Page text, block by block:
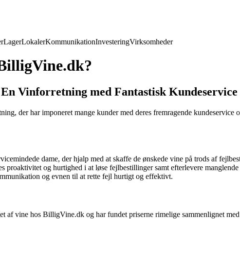
LagerLokalerKommunikationInvesteringVirksomheder
Vinforretning med Fantastisk Kundeservice
der har imponeret mange kunder med deres fremragende kundeservice
dame, der hjalp med at skaffe de ønskede vine på trods af
proaktivitet og hurtighed i at løse fejlbestillinger samt efterlevere manglende
og evnen til at rette fejl hurtigt og effektivt.
af vine hos BilligVine.dk og har fundet priserne rimelige sammenlignet